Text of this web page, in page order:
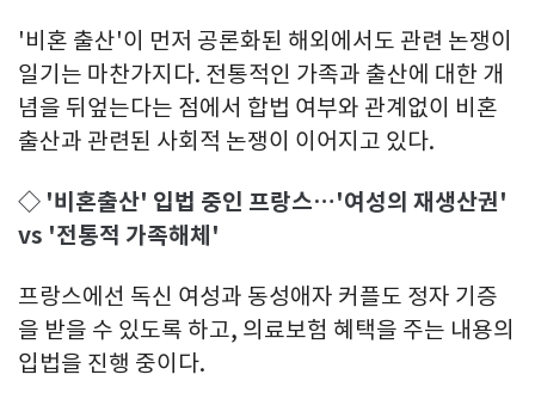
'비혼 출산'이 먼저 공론화된 해외에서도 관련 논쟁이
일기는 마찬가지다. 전통적인 가족과 출산에 대한 개
념을 뒤엎는다는 점에서 합법 여부와 관계없이 비혼
출산과 관련된 사회적 논쟁이 이어지고 있다.
◇ '비혼출산' 입법 중인 프랑스…'여성의 재생산권'
vs '전통적 가족해체'
프랑스에선 독신 여성과 동성애자 커플도 정자 기증
을 받을 수 있도록 하고, 의료보험 혜택을 주는 내용의
입법을 진행 중이다.